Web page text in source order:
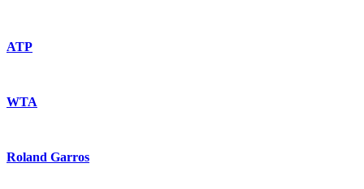
ATP
WTA
Roland Garros